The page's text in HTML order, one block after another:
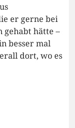
er gerne bei
gehabt hätte –
besser mal
dort, wo es